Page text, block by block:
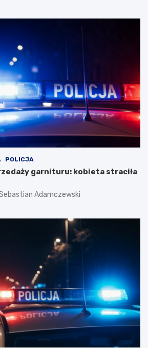
POLICJA
garnituru: kobieta straciła
Adamczewski